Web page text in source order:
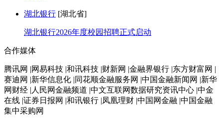
湖北银行 [湖北省]
湖北银行2026年度校园招聘正式启动
合作媒体
腾讯网 |网易科技 |和讯科技 |财新网 |金融界银行 |东方财富网 |
赛迪网 |新华信息化 |同花顺金融服务网 |中国金融新闻网 |新华
网财经 |人民网金融频道 |中文互联网数据研究资讯中心 |中金
在线 |证券日报网 |和讯银行 |凤凰理财 |中国网金融 |中国金融
集中采购网